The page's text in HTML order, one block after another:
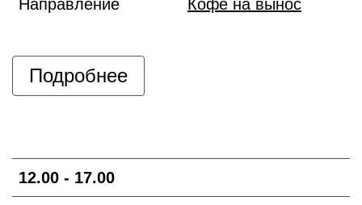
Направление Кофе на вынос
Подробнее
12.00 - 17.00